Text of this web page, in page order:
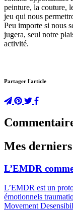
peinture, la couture,
jeu qui nous
Peu importe si nous
jugera, seul notre
activité.
Partager l'article
Mes
L’EMDR
L’EMDR est un
émotionnels
Movement